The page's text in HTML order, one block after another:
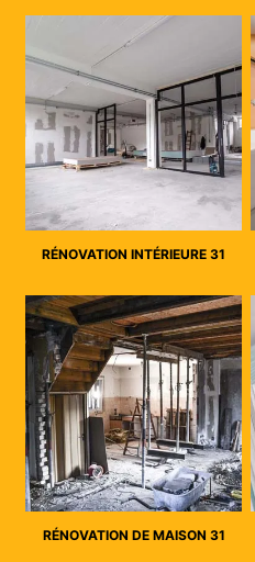
RÉNOVATION INTÉRIEURE 31
RÉNOVATION DE MAISON 31